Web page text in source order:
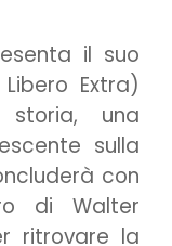
il suo
Extra)
una
sulla
con
di Walter
ritrovare la